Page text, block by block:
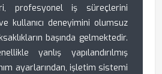
profesyonel iş süreçlerini
kullanıcı deneyimini olumsuz
başında gelmektedir.
yanlış yapılandırılmış
ayarlarından, işletim sistemi